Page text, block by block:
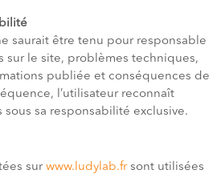
saurait être tenu pour responsable
sur le site, problèmes techniques,
publiée et conséquences de
l’utilisateur reconnaît
sa responsabilité exclusive.
surwww.ludylab.frsont utilisées